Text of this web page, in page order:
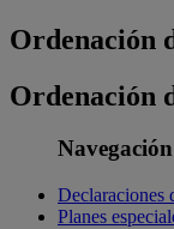
Ordenación
Ordenación
Navegación
Declaraciones
Planes